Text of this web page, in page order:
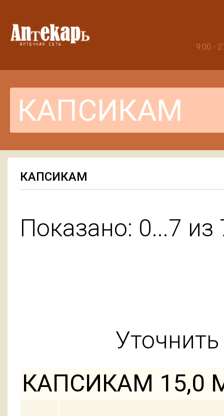
9:00 -
КАПСИКАМ
Показано: 0...7 из
КАПСИКАМ